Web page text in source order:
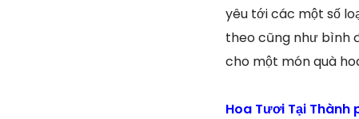
yêu tới các một số
theo cũng như bình
cho một món quà
Hoa Tươi Tại Thành